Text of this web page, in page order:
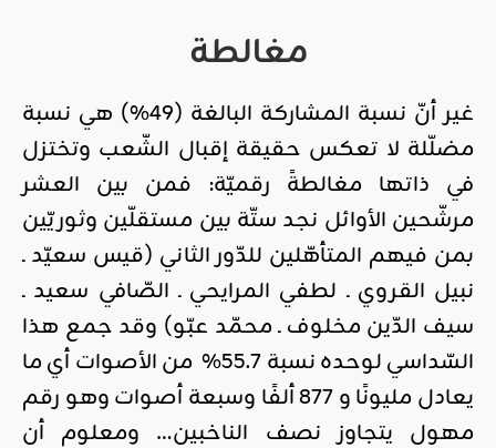
مغالطة
غير أنّ نسبة المشاركة البالغة (49%) هي نسبة
مضلّلة لا تعكس حقيقة إقبال الشّعب وتختزل
في ذاتها مغالطةً رقميّة: فمن بين العشر
مرشّحين الأوائل نجد ستّة بين مستقلّين وثوريّين
بمن فيهم المتأهّلين للدّور الثاني (قيس سعيّد ـ
نبيل القروي ـ لطفي المرايحي ـ الصّافي سعيد ـ
سيف الدّين مخلوف ـ محمّد عبّو) وقد جمع هذا
السّداسي لوحده نسبة 55.7% من الأصوات أي ما
يعادل مليونًا و 877 ألفًا وسبعة أصوات وهو رقم
مهول يتجاوز نصف الناخبين… ومعلوم أن